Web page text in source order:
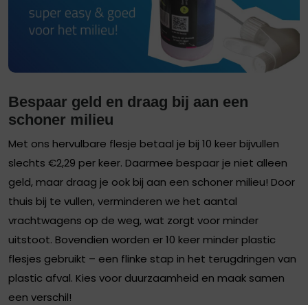
Bespaar geld en draag bij aan een
schoner milieu
Met ons hervulbare flesje betaal je bij 10 keer bijvullen
slechts €2,29 per keer. Daarmee bespaar je niet alleen
geld, maar draag je ook bij aan een schoner milieu! Door
thuis bij te vullen, verminderen we het aantal
vrachtwagens op de weg, wat zorgt voor minder
uitstoot. Bovendien worden er 10 keer minder plastic
flesjes gebruikt – een flinke stap in het terugdringen van
plastic afval. Kies voor duurzaamheid en maak samen
een verschil!